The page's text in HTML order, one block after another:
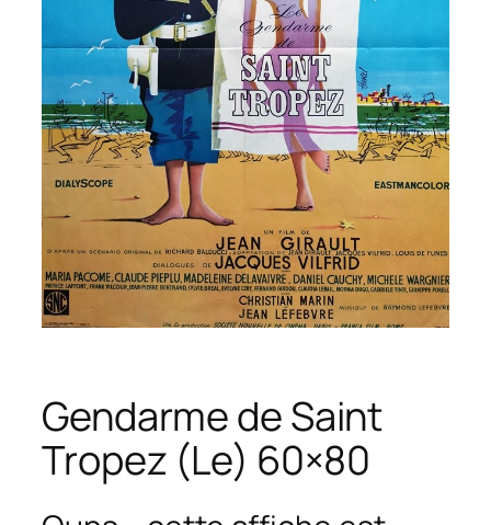
Gendarme de Saint
Tropez (Le) 60×80